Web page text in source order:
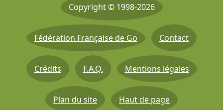
Copyright © 1998-2026
Fédération Française de Go Contact
Crédits F.A.Q. Mentions légales
Plan du site Haut de page